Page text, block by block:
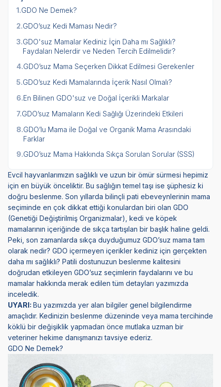
1.GDO Ne Demek?
2.GDO’suz Kedi Maması Nedir?
3.GDO'suz Mamalar Kediniz İçin Daha mı Sağlıklı?
Faydaları Nelerdir ve Neden Tercih Edilmelidir?
4.GDO’suz Mama Seçerken Dikkat Edilmesi Gerekenler
5.GDO’suz Kedi Mamalarında İçerik Nasıl Olmalı?
6.En Bilinen GDO'suz ve Doğal İçerikli Markalar
7.GDO’suz Mamaların Kedi Sağlığı Üzerindeki Etkileri
8.GDO’lu Mama ile Doğal ve Organik Mama Arasındaki
Farklar
9.GDO’suz Mama Hakkında Sıkça Sorulan Sorular (SSS)
Evcil hayvanlarımızın sağlıklı ve uzun bir ömür sürmesi hepimiz
için en büyük önceliktir. Bu sağlığın temel taşı ise şüphesiz ki
doğru beslenme. Son yıllarda bilinçli pati ebeveynlerinin mama
seçiminde en çok dikkat ettiği konulardan biri olan GDO
(Genetiği Değiştirilmiş Organizmalar), kedi ve köpek
mamalarının içeriğinde de sıkça tartışılan bir başlık haline geldi.
Peki, son zamanlarda sıkça duyduğumuz GDO’suz mama tam
olarak nedir? GDO içermeyen içerikler kediniz için gerçekten
daha mı sağlıklı? Patili dostunuzun beslenme kalitesini
doğrudan etkileyen GDO’suz seçimlerin faydalarını ve bu
mamalar hakkında merak edilen tüm detayları yazımızda
inceledik.
UYARI: Bu yazımızda yer alan bilgiler genel bilgilendirme
amaçlıdır. Kedinizin beslenme düzeninde veya mama tercihinde
köklü bir değişiklik yapmadan önce mutlaka uzman bir
veteriner hekime danışmanızı tavsiye ederiz.
GDO Ne Demek?